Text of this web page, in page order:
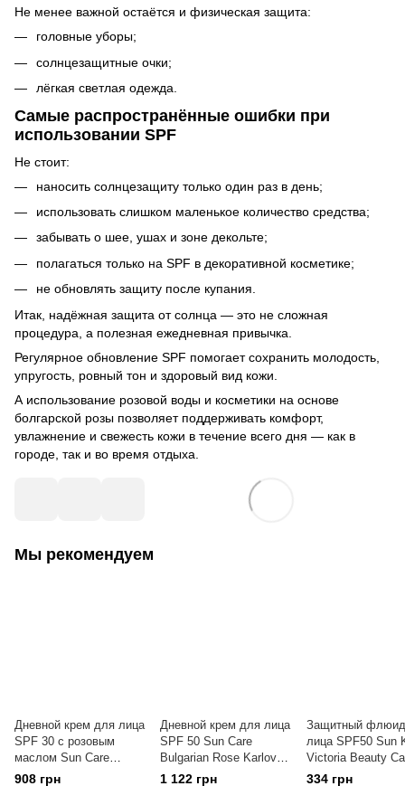
Не менее важной остаётся и физическая защита:
головные уборы;
солнцезащитные очки;
лёгкая светлая одежда.
Самые распространённые ошибки при
использовании SPF
Не стоит:
наносить солнцезащиту только один раз в день;
использовать слишком маленькое количество средства;
забывать о шее, ушах и зоне декольте;
полагаться только на SPF в декоративной косметике;
не обновлять защиту после купания.
Итак, надёжная защита от солнца — это не сложная
процедура, а полезная ежедневная привычка.
Регулярное обновление SPF помогает сохранить молодость,
упругость, ровный тон и здоровый вид кожи.
А использование розовой воды и косметики на основе
болгарской розы позволяет поддерживать комфорт,
увлажнение и свежесть кожи в течение всего дня — как в
городе, так и во время отдыха.
Мы рекомендуем
Дневной крем для лица
SPF 30 с розовым
маслом Sun Care
Bulgarian Rose Karlovo
908 грн
Дневной крем для лица
SPF 50 Sun Care
Bulgarian Rose Karlovo
50 мл
1 122 грн
Защитный
лица SPF50 Sun
Victoria Beauty
40 мл
334 грн